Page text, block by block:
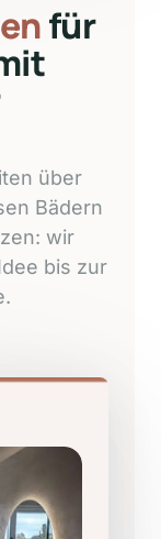
für
über
wir
bis